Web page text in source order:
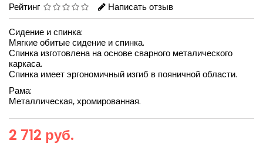
Рейтинг Написать отзыв
Сидение и спинка:
Мягкие обитые сидение и спинка.
Спинка изготовлена на основе сварного металического
каркаса.
Спинка имеет эргономичный изгиб в пояничной области.
Рама:
Металлическая, хромированная.
2 712 руб.